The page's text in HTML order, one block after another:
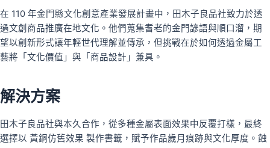
在 110 年金門縣文化創意產業發展計畫中，田木子良品社致力於透
過文創商品推廣在地文化。他們蒐集耆老的金門諺語與順口溜，期
望以創新形式讓年輕世代理解並傳承，但挑戰在於如何透過金屬工
藝將「文化價值」與「商品設計」兼具。
解決方案
田木子良品社與本久合作，從多種金屬表面效果中反覆打樣，最終
選擇以 黃銅仿舊效果 製作書籤，賦予作品歲月痕跡與文化厚度。蝕